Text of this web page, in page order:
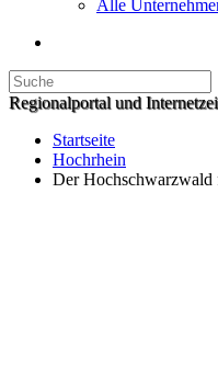
Alle
Regionalportal und
Startseite
Hochrhein
Der Hochschwarzwald